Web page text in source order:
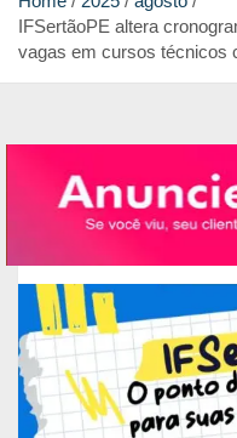
IFSertãoPE altera
vagas em cursos técnicos